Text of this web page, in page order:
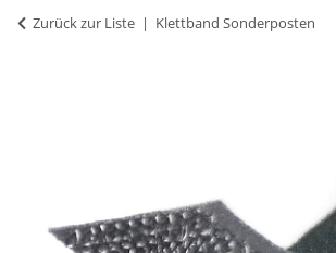
Zurück zur Liste Klettband Sonderposten